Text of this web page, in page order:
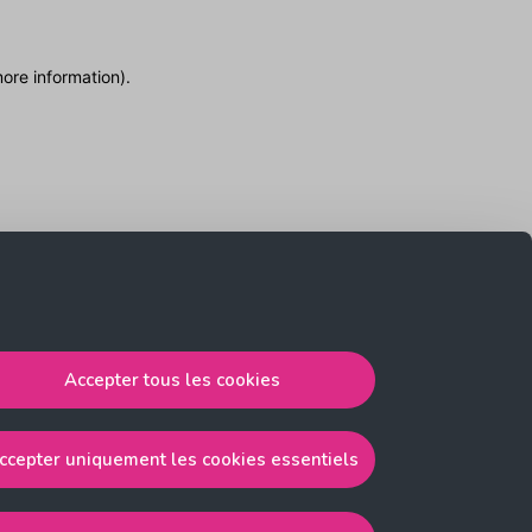
Accepter tous les cookies
uniquement les cookies essentiels
information).